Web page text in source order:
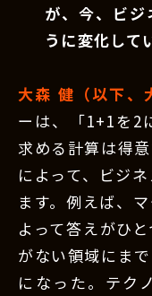
が、今、ビ
うに変化して
大森 健（以下、
ーは、「1+1を2
求める計算は得
によって、ビジ
ます。例えば、
よって答えがひ
がない領域にま
になった。テク